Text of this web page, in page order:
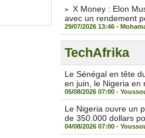
X Money : Elon
avec un rendement
29/07/2026 13:46 -
TechAfrika
Le Sénégal en tête
en juin, le Nigeria en
05/08/2026 07:00 -
Le Nigeria ouvre un
de 350.000 dollars
04/08/2026 07:00 -